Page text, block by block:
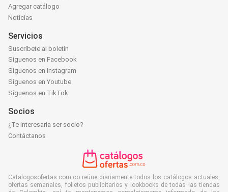
Agregar catálogo
Noticias
Servicios
Suscríbete al boletín
Síguenos en Facebook
Síguenos en Instagram
Síguenos en Youtube
Síguenos en TikTok
Socios
¿Te interesaría ser socio?
Contáctanos
Catalogosofertas.com.co reúne diariamente todos los catálogos actuales,
ofertas semanales, folletos publicitarios y lookbooks de todas las tiendas